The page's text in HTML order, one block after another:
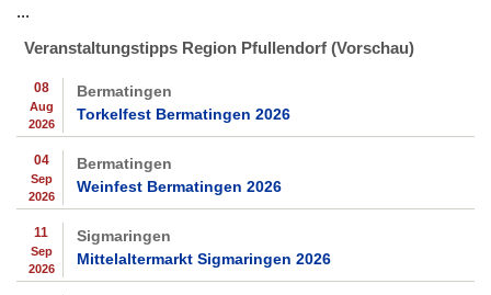
...
Veranstaltungstipps Region Pfullendorf (Vorschau)
08
Aug
2026
Bermatingen
Torkelfest Bermatingen 2026
04
Sep
2026
Bermatingen
Weinfest Bermatingen 2026
11
Sep
2026
Sigmaringen
Mittelaltermarkt Sigmaringen 2026